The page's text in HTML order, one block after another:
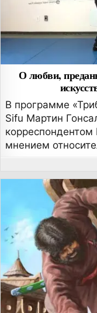
О любви,
В программе
Sifu Мартин
мнением